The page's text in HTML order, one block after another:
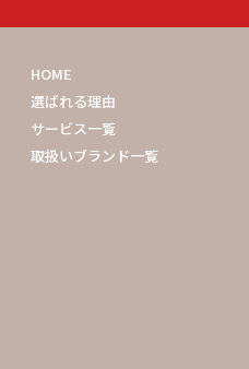
HOME
選ばれる理由
サービス一覧
取扱いブランド一覧